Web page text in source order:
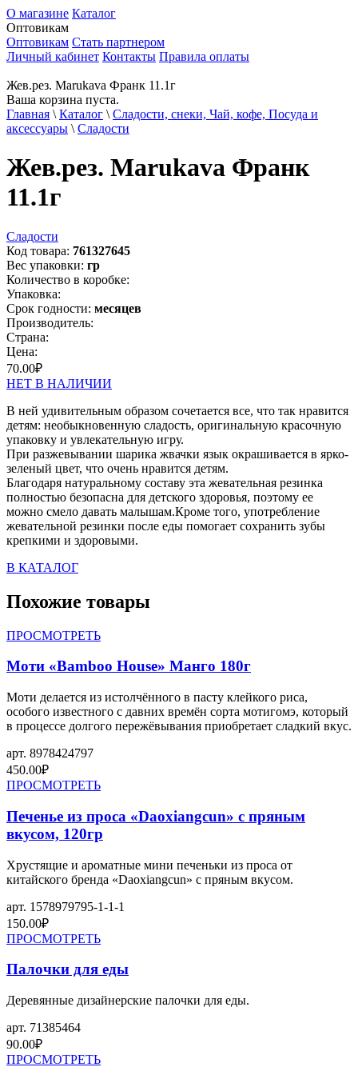
О магазине Каталог
Оптовикам
Оптовикам Стать партнером
Личный кабинет Контакты Правила оплаты
Жев.рез. Marukava Франк 11.1г
Ваша корзина пуста.
Главная \ Каталог \ Сладости, снеки, Чай, кофе, Посуда и
аксессуары \ Сладости
Жев.рез. Marukava Франк
11.1г
Сладости
Код товара: 761327645
Вес упаковки: гр
Количество в коробке:
Упаковка:
Срок годности: месяцев
Производитель:
Страна:
Цена:
70.00₽
НЕТ В НАЛИЧИИ
В ней удивительным образом сочетается все, что так нравится
детям: необыкновенную сладость, оригинальную красочную
упаковку и увлекательную игру.
При разжевывании шарика жвачки язык окрашивается в ярко-
зеленый цвет, что очень нравится детям.
Благодаря натуральному составу эта жевательная резинка
полностью безопасна для детского здоровья, поэтому ее
можно смело давать малышам.Кроме того, употребление
жевательной резинки после еды помогает сохранить зубы
крепкими и здоровыми.
В КАТАЛОГ
Похожие товары
ПРОСМОТРЕТЬ
Моти «Bamboo House» Манго 180г
Моти делается из истолчённого в пасту клейкого риса,
особого известного с давних времён сорта мотигомэ, который
в процессе долгого пережёвывания приобретает сладкий вкус.
арт. 8978424797
450.00₽
ПРОСМОТРЕТЬ
Печенье из проса «Daoxiangcun» с пряным
вкусом, 120гр
Хрустящие и ароматные мини печеньки из проса от
китайского бренда «Daoxiangcun» с пряным вкусом.
арт. 1578979795-1-1-1
150.00₽
ПРОСМОТРЕТЬ
Палочки для еды
Деревянные дизайнерские палочки для еды.
арт. 71385464
90.00₽
ПРОСМОТРЕТЬ